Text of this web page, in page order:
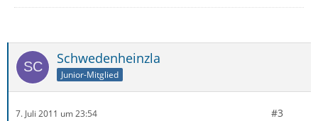
Schwedenheinzla
Junior-Mitglied
7. Juli 2011 um 23:54 #3